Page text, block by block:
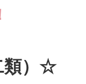
類）☆